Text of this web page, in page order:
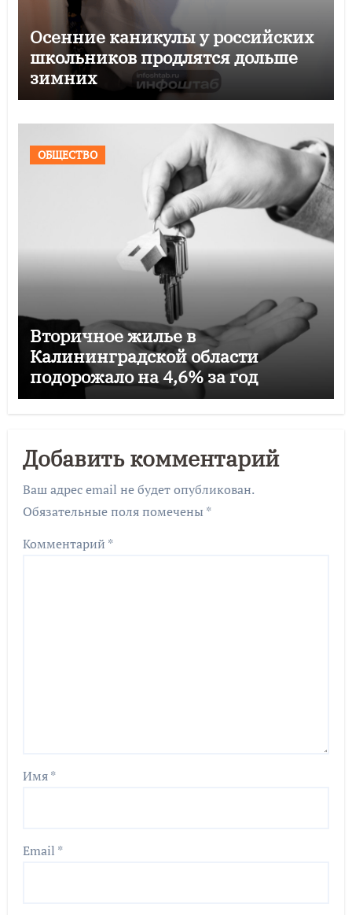
Осенние каникулы у российских
школьников продлятся дольше
зимних
ОБЩЕСТВО
Вторичное жилье в
Калининградской области
подорожало на 4,6% за год
Добавить комментарий
Ваш адрес email не будет опубликован.
Обязательные поля помечены *
Комментарий *
Имя*
Email *